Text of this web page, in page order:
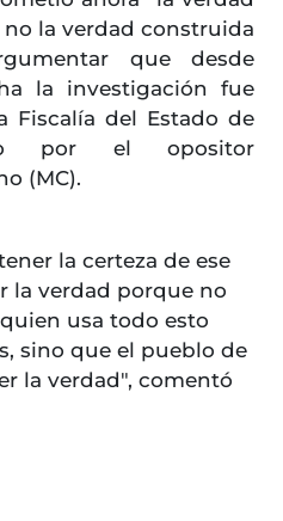
la verdad construida
que desde
la investigación fue
Fiscalía del Estado de
por el opositor
(MC).
la certeza de ese
la verdad porque no
usa todo esto
sino que el pueblo de
la verdad", comentó